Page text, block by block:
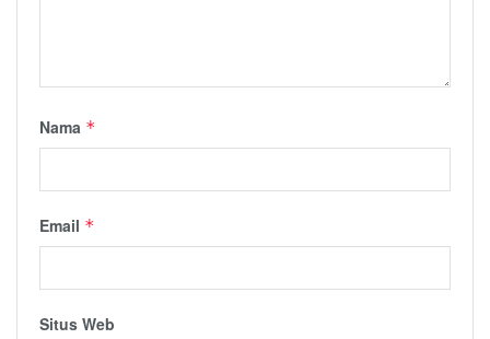
Nama *
Email *
Situs Web